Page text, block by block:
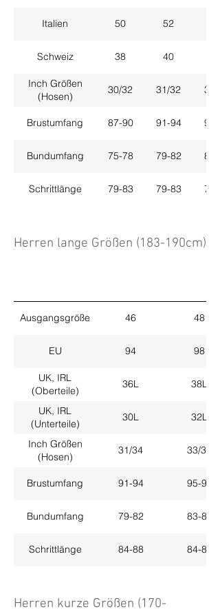
Italien 50 52
Schweiz 38 40
Inch Größen
(Hosen)
30/32 31/32 33/
Brustumfang 87-90 91-94 95-
Bundumfang 75-78 79-82 83-
Schrittlänge 79-83 79-83 79-
Herren lange Größen (183-190cm)
Ausgangsgröße 46 48
EU 94 98
UK, IRL
(Oberteile)
36L 38L
UK, IRL
(Unterteile)
30L 32L
Inch Größen
(Hosen)
31/34 33/34
Brustumfang 91-94 95-98
Bundumfang 79-82 83-86
Schrittlänge 84-88 84-88
Herren kurze Größen (170-